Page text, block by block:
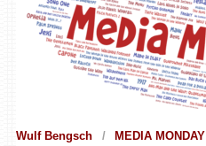
Wulf Bengsch MEDIA MONDAY